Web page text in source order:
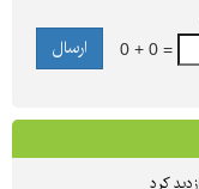
0 + 0 =